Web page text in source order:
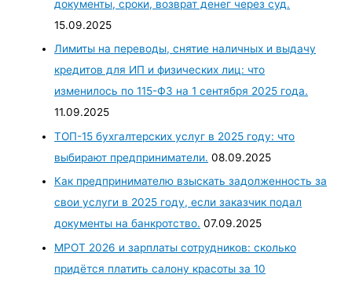
документы, сроки, возврат денег через суд.
15.09.2025
Лимиты на переводы, снятие наличных и выдачу
кредитов для ИП и физических лиц: что
изменилось по 115-ФЗ на 1 сентября 2025 года.
11.09.2025
ТОП-15 бухгалтерских услуг в 2025 году: что
выбирают предприниматели. 08.09.2025
Как предпринимателю взыскать задолженность за
свои услуги в 2025 году, если заказчик подал
документы на банкротство. 07.09.2025
МРОТ 2026 и зарплаты сотрудников: сколько
придётся платить салону красоты за 10